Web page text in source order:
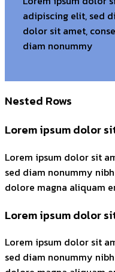
adipiscing elit, sed
dolor sit amet,
diam nonummy
Nested Rows
Lorem ipsum dolor
Lorem ipsum dolor sit
sed diam nonummy
dolore magna aliquam
Lorem ipsum dolor
Lorem ipsum dolor sit
sed diam nonummy